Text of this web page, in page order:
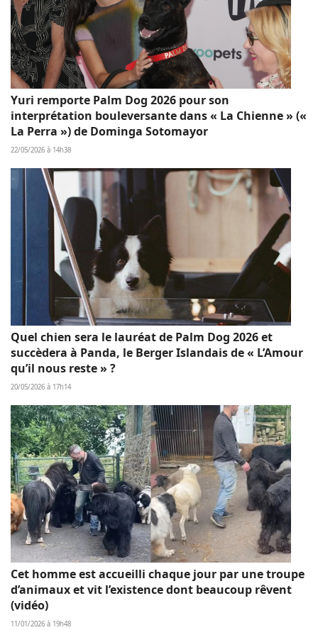
Yuri remporte Palm Dog 2026 pour son
interprétation bouleversante dans « La Chienne » («
La Perra ») de Dominga Sotomayor
22/05/2026 à 14h38
Quel chien sera le lauréat de Palm Dog 2026 et
succèdera à Panda, le Berger Islandais de « L’Amour
qu’il nous reste » ?
20/05/2026 à 17h14
Cet homme est accueilli chaque jour par une troupe
d’animaux et vit l’existence dont beaucoup rêvent
(vidéo)
11/01/2026 à 19h48